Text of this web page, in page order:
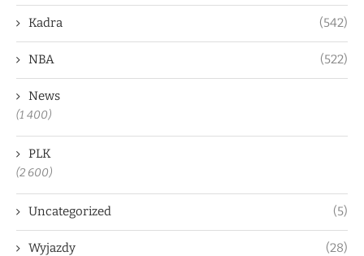
Kadra (542)
NBA (522)
News
(1 400)
PLK
(2 600)
Uncategorized (5)
Wyjazdy (28)